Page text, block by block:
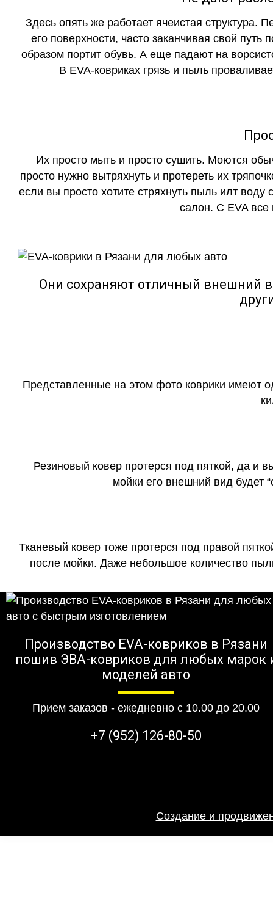
Здесь опять же работает ячеистая структура.
его поверхности, часто заканчивая свой
образом портит обувь. А еще падают на
В EVA-ковриках грязь и пыль
Их просто мыть и просто сушить. Моются
просто нужно вытряхнуть и протереть их
если вы просто хотите стряхнуть пыль илт воду
салон. С EVA все
Они сохраняют отличный внешний
Представленные на этом фото коврики имеют
Резиновый ковер протерся под пяткой, да и
мойки его внешний вид будет
Тканевый ковер тоже протерся под правой
после мойки. Даже небольшое количество
Производство EVA-ковриков в Рязани
пошив ЭВА-ковриков для любых марок
моделей авто
Прием заказов - ежедневно с 10.00 до 20.00
+7 (952) 126-80-50
Создание и